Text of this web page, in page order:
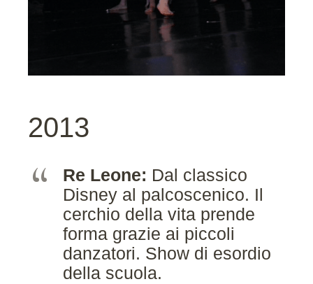
2013
Re Leone: Dal classico
Disney al palcoscenico. Il
cerchio della vita prende
forma grazie ai piccoli
danzatori. Show di esordio
della scuola.